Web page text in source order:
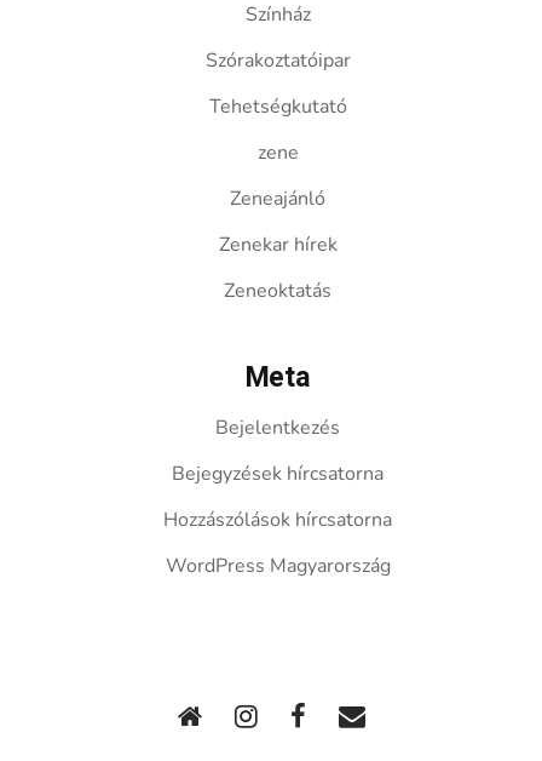
Színház
Szórakoztatóipar
Tehetségkutató
zene
Zeneajánló
Zenekar hírek
Zeneoktatás
Meta
Bejelentkezés
Bejegyzések hírcsatorna
Hozzászólások hírcsatorna
WordPress Magyarország